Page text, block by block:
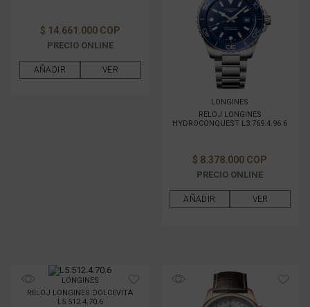
$ 14.661.000 COP
PRECIO ONLINE
AÑADIR VER
LONGINES
RELOJ LONGINES
HYDROCONQUEST L3.769.4.96.6
$ 8.378.000 COP
PRECIO ONLINE
AÑADIR VER
LONGINES
RELOJ LONGINES DOLCEVITA
L5.512.4.70.6